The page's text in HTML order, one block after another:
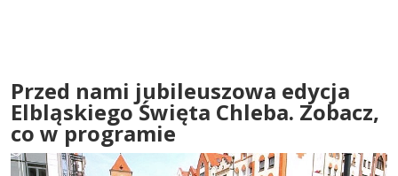
Przed nami jubileuszowa edycja
Elbląskiego Święta Chleba. Zobacz,
co w programie